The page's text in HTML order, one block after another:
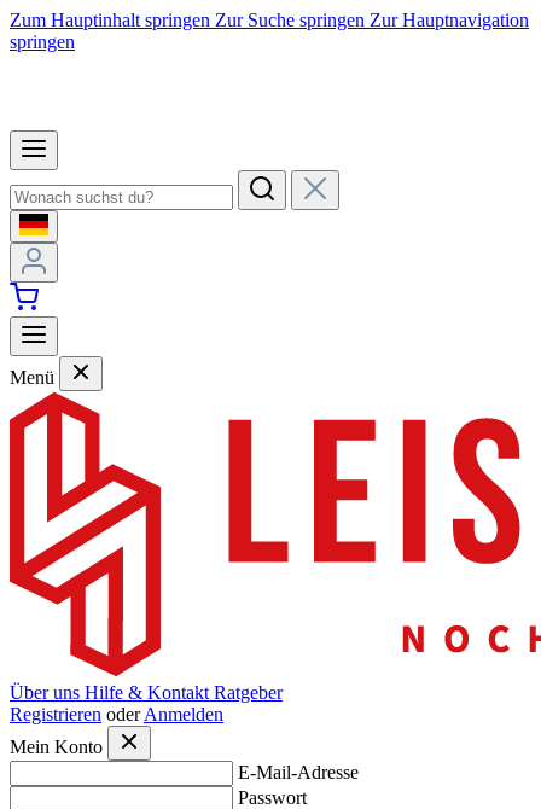
Zum Hauptinhalt springen Zur Suche springen Zur Hauptnavigation
springen
Menü
Über uns Hilfe & Kontakt Ratgeber
Registrieren oder Anmelden
Mein Konto
E-Mail-Adresse
Passwort